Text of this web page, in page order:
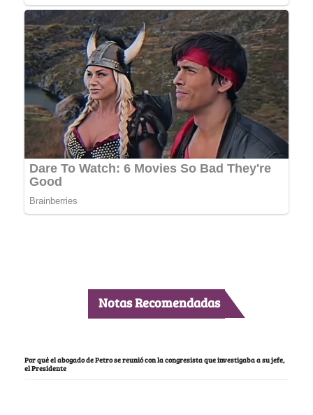
Notas Recomendadas
Por qué el abogado de Petro se reunió con la congresista que investigaba a su jefe,
el Presidente